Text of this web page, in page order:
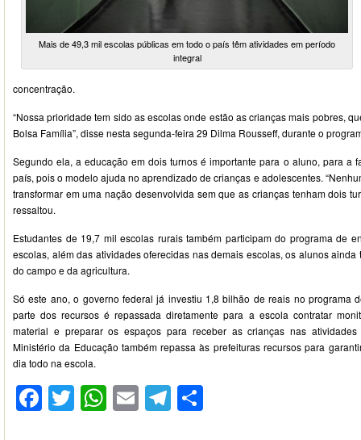
Mais de 49,3 mil escolas públicas em todo o país têm atividades em período
integral
concentração.
“Nossa prioridade tem sido as escolas onde estão as crianças mais pobres,
Bolsa Família”, disse nesta segunda-feira 29 Dilma Rousseff, durante o
Segundo ela, a educação em dois turnos é importante para o aluno, para a
país, pois o modelo ajuda no aprendizado de crianças e adolescentes.
transformar em uma nação desenvolvida sem que as crianças tenham dois
ressaltou.
Estudantes de 19,7 mil escolas rurais também participam do programa de
escolas, além das atividades oferecidas nas demais escolas, os alunos
do campo e da agricultura.
Só este ano, o governo federal já investiu 1,8 bilhão de reais no programa
parte dos recursos é repassada diretamente para a escola contratar
material e preparar os espaços para receber as crianças nas
Ministério da Educação também repassa às prefeituras recursos para
dia todo na escola.
Facebook
Twitter
WhatsApp
EmailTelegram